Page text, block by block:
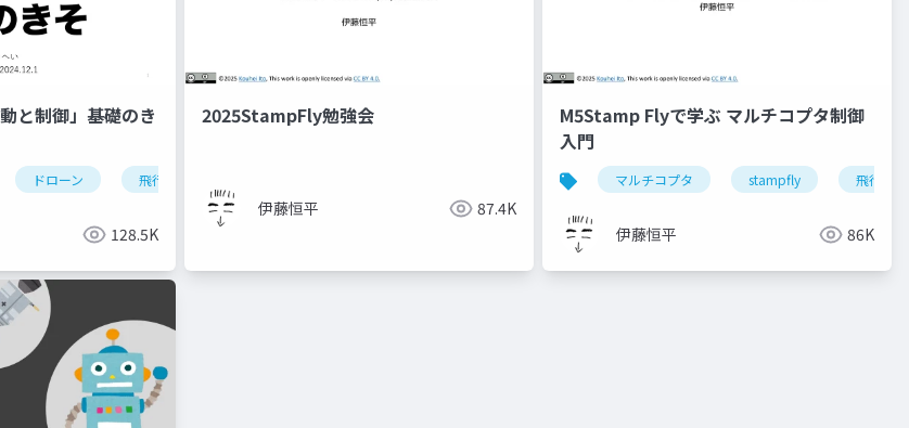
と制御」基礎のき
ドローン 飛行制御
128.5K
2025StampFly勉強会
伊藤恒平 87.4K
M5Stamp Flyで学ぶ マルチコプタ制御
入門
マルチコプタ stampfly 飛行制御
伊藤恒平 86K